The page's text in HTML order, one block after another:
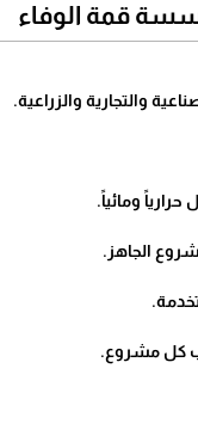
قمة الوفاء
والتجارية والزراعية.
ومائياً.
الجاهز.
كل مشروع.